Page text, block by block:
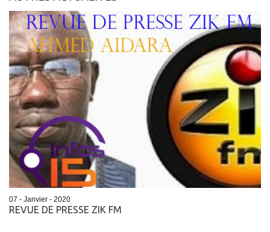
07 - Janvier - 2020
REVUE DE PRESSE ZIK FM